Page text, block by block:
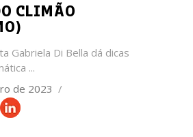
CLIMÃO
Gabriela Di Bella dá dicas
de 2023